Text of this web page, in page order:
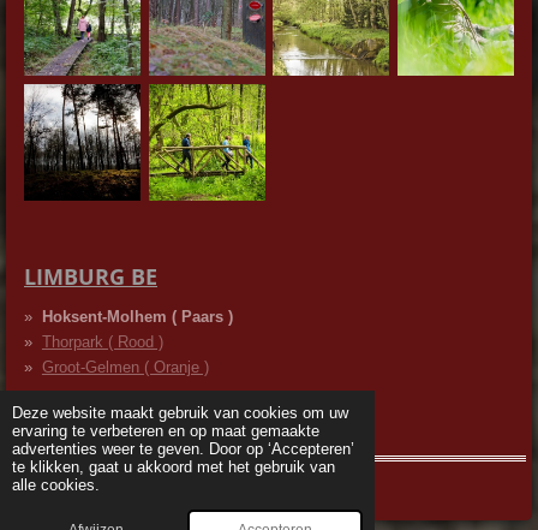
Deze website maakt gebruik van cookies om uw
ervaring te verbeteren en op maat gemaakte
advertenties weer te geven. Door op ‘Accepteren’
te klikken, gaat u akkoord met het gebruik van
alle cookies.
LIMBURG BE
Hoksent-Molhem ( Paars )
Thorpark ( Rood )
Groot-Gelmen ( Oranje )